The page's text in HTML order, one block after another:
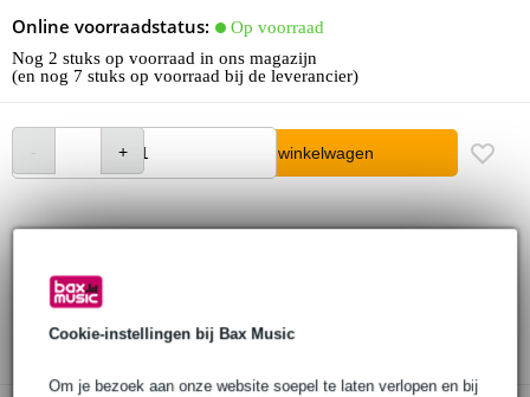
Cookie-instellingen bij Bax Music
Om je bezoek aan onze website soepel te laten verlopen en bij
Online voorraadstatus:
Op voorraad
Nog 2 stuks op voorraad in ons magazijn
(en nog 7 stuks op voorraad bij de leverancier)
In winkelwagen
30 dagen 'niet goed geld terug' garantie
3 jaar Bax Music garantie